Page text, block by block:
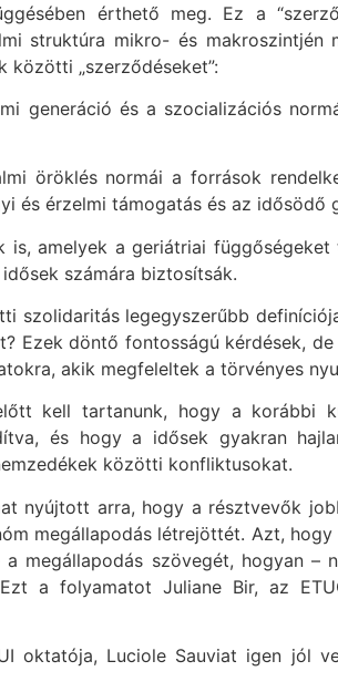
érthető meg. Ez a
struktúra mikro- és
közötti „szerződéseket”:
generáció és a szocializációs
öröklés normái a források
és érzelmi támogatás és az
is, amelyek a geriátriai
számára biztosítsák.
szolidaritás legegyszerűbb
Ezek döntő fontosságú kérdések,
akik megfeleltek a törvényes
kell tartanunk, hogy a korábbi
és hogy a idősek gyakran
közötti konfliktusokat.
nyújtott arra, hogy a résztvevők
megállapodás létrejöttét. Azt,
megállapodás szövegét, hogyan –
a folyamatot Juliane Bir, az
oktatója, Luciole Sauviat igen jól